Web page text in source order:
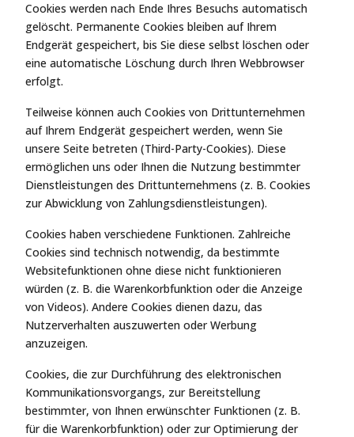
Cookies werden nach Ende Ihres Besuchs automatisch
gelöscht. Permanente Cookies bleiben auf Ihrem
Endgerät gespeichert, bis Sie diese selbst löschen oder
eine automatische Löschung durch Ihren Webbrowser
erfolgt.
Teilweise können auch Cookies von Drittunternehmen
auf Ihrem Endgerät gespeichert werden, wenn Sie
unsere Seite betreten (Third-Party-Cookies). Diese
ermöglichen uns oder Ihnen die Nutzung bestimmter
Dienstleistungen des Drittunternehmens (z. B. Cookies
zur Abwicklung von Zahlungsdienstleistungen).
Cookies haben verschiedene Funktionen. Zahlreiche
Cookies sind technisch notwendig, da bestimmte
Websitefunktionen ohne diese nicht funktionieren
würden (z. B. die Warenkorbfunktion oder die Anzeige
von Videos). Andere Cookies dienen dazu, das
Nutzerverhalten auszuwerten oder Werbung
anzuzeigen.
Cookies, die zur Durchführung des elektronischen
Kommunikationsvorgangs, zur Bereitstellung
bestimmter, von Ihnen erwünschter Funktionen (z. B.
für die Warenkorbfunktion) oder zur Optimierung der